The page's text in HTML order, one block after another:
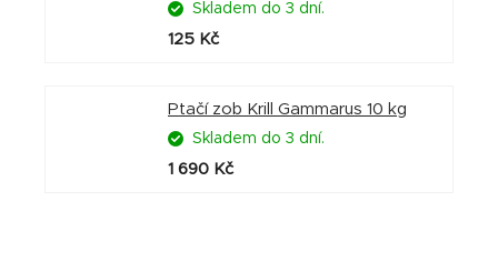
Skladem do 3 dní.
125 Kč
Ptačí zob Krill Gammarus 10 kg
Skladem do 3 dní.
1 690 Kč